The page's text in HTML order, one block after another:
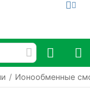
/ Ионообменные